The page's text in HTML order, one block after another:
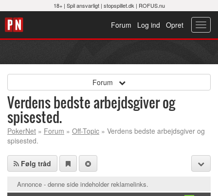
18+ | Spil ansvarligt| stopspillet.dk | ROFUS.nu
Opret
Log ind
Forum
Forum
Verdens bedste arbejdsgiver og
spisested.
PokerNet » Forum » Off-Topic » Verdens bedste arbejdsgiver og
spisested.
Følg tråd
Annonce - denne side indeholder reklamelinks.